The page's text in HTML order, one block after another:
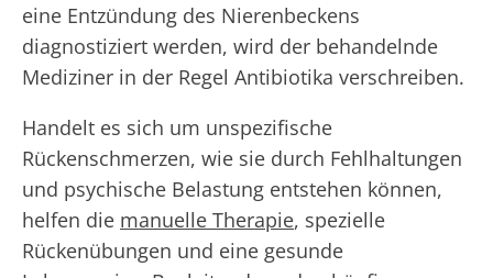
eine Entzündung des Nierenbeckens
diagnostiziert werden, wird der behandelnde
Mediziner in der Regel Antibiotika verschreiben.
Handelt es sich um unspezifische
Rückenschmerzen, wie sie durch Fehlhaltungen
und psychische Belastung entstehen können,
helfen die manuelle Therapie, spezielle
Rückenübungen und eine gesunde